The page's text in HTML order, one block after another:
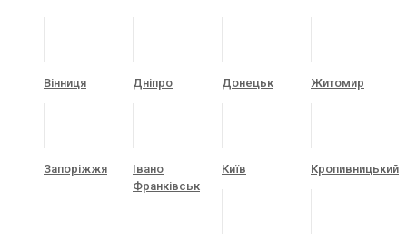
Вінниця Дніпро Донецьк Житомир
Запоріжжя
Івано
Франківськ
Київ Кропивницький